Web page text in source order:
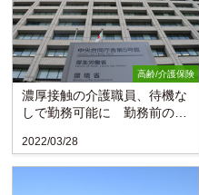
高齢/介護保険
濃厚接触の介護職員、待機な
しで勤務可能に 勤務前の陰
2022/03/28